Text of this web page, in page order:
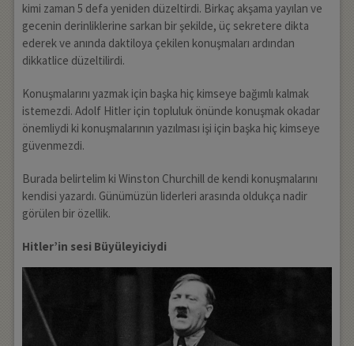
kimi zaman 5 defa yeniden düzeltirdi. Birkaç akşama yayılan ve
gecenin derinliklerine sarkan bir şekilde, üç sekretere dikta
ederek ve anında daktiloya çekilen konuşmaları ardından
dikkatlice düzeltilirdi.
Konuşmalarını yazmak için başka hiç kimseye bağımlı kalmak
istemezdi. Adolf Hitler için topluluk önünde konuşmak okadar
önemliydi ki konuşmalarının yazılması işi için başka hiç kimseye
güvenmezdi.
Burada belirtelim ki Winston Churchill de kendi konuşmalarını
kendisi yazardı. Günümüzün liderleri arasında oldukça nadir
görülen bir özellik.
Hitler’in sesi Büyüleyiciydi